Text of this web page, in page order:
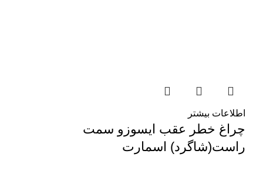
اطلاعات بیشتر
چراغ خطر عقب ایسوزو سمت
راست(شاگرد) اسمارت